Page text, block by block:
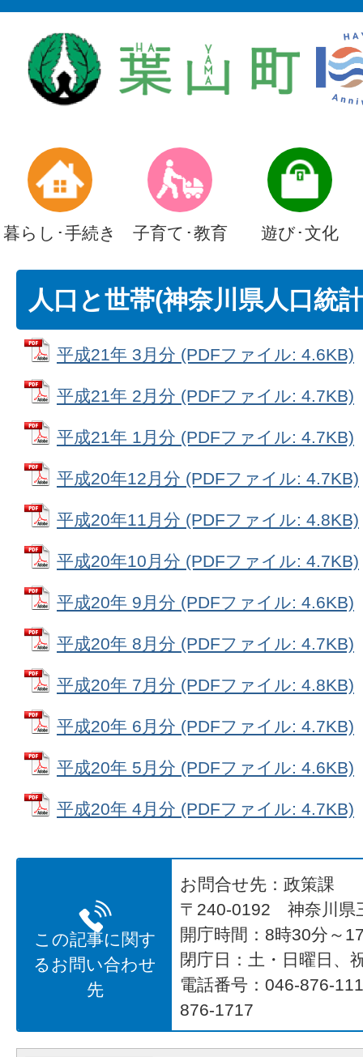
暮らし･手続き 子育て･教育 遊び･文化
人口と世帯(神奈川県人口統
平成21年 3月分 (PDFファイル: 4.6KB)
平成21年 2月分 (PDFファイル: 4.7KB)
平成21年 1月分 (PDFファイル: 4.7KB)
平成20年12月分 (PDFファイル: 4.7KB)
平成20年11月分 (PDFファイル: 4.8KB)
平成20年10月分 (PDFファイル: 4.7KB)
平成20年 9月分 (PDFファイル: 4.6KB)
平成20年 8月分 (PDFファイル: 4.7KB)
平成20年 7月分 (PDFファイル: 4.8KB)
平成20年 6月分 (PDFファイル: 4.7KB)
平成20年 5月分 (PDFファイル: 4.6KB)
平成20年 4月分 (PDFファイル: 4.7KB)
この記事に関す
るお問い合わせ
先
お問合せ先：政策課
〒240-0192 神奈川県
開庁時間：8時30分～
閉庁日：土・日曜日、
電話番号：046-876-
876-1717